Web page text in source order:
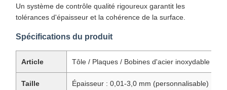
Un système de contrôle qualité rigoureux garantit les
tolérances d'épaisseur et la cohérence de la surface.
Spécifications du produit
Article Tôle / Plaques / Bobines d'acier inoxydable
Taille
Épaisseur : 0,01-3,0 mm (personnalisable) ;